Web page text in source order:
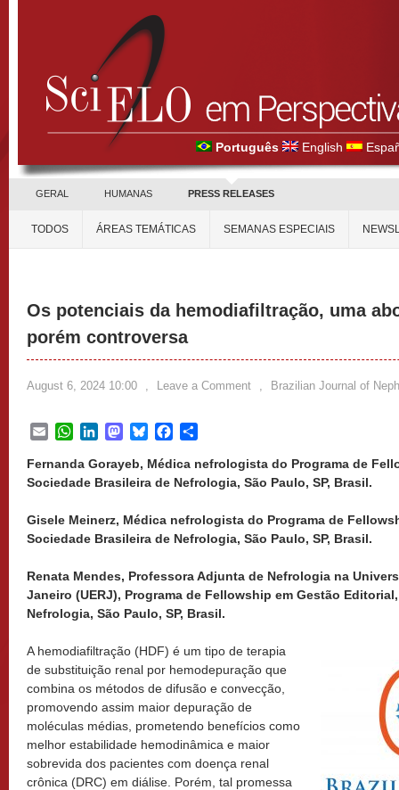
Português English
GERAL HUMANAS PRESS RELEASES
TODOS ÁREAS TEMÁTICAS SEMANAS ESPECIAIS
Os potenciais da hemodiafiltração, uma
porém controversa
August 6, 2024 10:00 , Leave a Comment , Brazilian Journal of
EmailWhatsApp
LinkedInMastodon
BlueskyFacebook
Fernanda Gorayeb, Médica nefrologista do Programa de
Sociedade Brasileira de Nefrologia, São Paulo, SP, Brasil.
Gisele Meinerz, Médica nefrologista do Programa de
Sociedade Brasileira de Nefrologia, São Paulo, SP, Brasil.
Renata Mendes, Professora Adjunta de Nefrologia na
Janeiro (UERJ), Programa de Fellowship em Gestão
Nefrologia, São Paulo, SP, Brasil.
A hemodiafiltração (HDF) é um tipo de terapia
de substituição renal por hemodepuração que
combina os métodos de difusão e convecção,
promovendo assim maior depuração de
moléculas médias, prometendo benefícios como
melhor estabilidade hemodinâmica e maior
sobrevida dos pacientes com doença renal
crônica (DRC) em diálise. Porém, tal promessa